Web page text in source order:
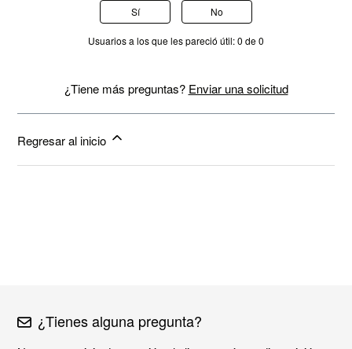
Sí No
Usuarios a los que les pareció útil: 0 de 0
¿Tiene más preguntas? Enviar una solicitud
Regresar al inicio
¿Tienes alguna pregunta?